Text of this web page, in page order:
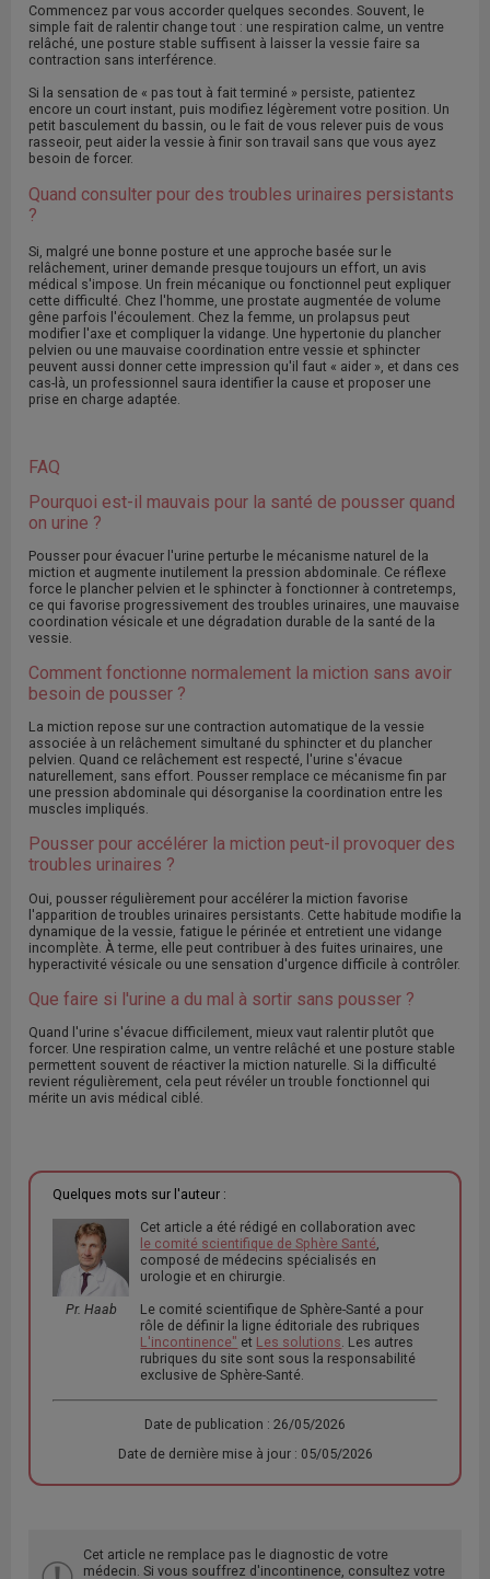
Commencez par vous accorder quelques secondes. Souvent, le
simple fait de ralentir change tout : une respiration calme, un ventre
relâché, une posture stable suffisent à laisser la vessie faire sa
contraction sans interférence.
Si la sensation de « pas tout à fait terminé » persiste, patientez
encore un court instant, puis modifiez légèrement votre position. Un
petit basculement du bassin, ou le fait de vous relever puis de vous
rasseoir, peut aider la vessie à finir son travail sans que vous ayez
besoin de forcer.
Quand consulter pour des troubles urinaires persistants
?
Si, malgré une bonne posture et une approche basée sur le
relâchement, uriner demande presque toujours un effort, un avis
médical s'impose. Un frein mécanique ou fonctionnel peut expliquer
cette difficulté. Chez l'homme, une prostate augmentée de volume
gêne parfois l'écoulement. Chez la femme, un prolapsus peut
modifier l'axe et compliquer la vidange. Une hypertonie du plancher
pelvien ou une mauvaise coordination entre vessie et sphincter
peuvent aussi donner cette impression qu'il faut « aider », et dans ces
cas-là, un professionnel saura identifier la cause et proposer une
prise en charge adaptée.
FAQ
Pourquoi est-il mauvais pour la santé de pousser quand
on urine ?
Pousser pour évacuer l'urine perturbe le mécanisme naturel de la
miction et augmente inutilement la pression abdominale. Ce réflexe
force le plancher pelvien et le sphincter à fonctionner à contretemps,
ce qui favorise progressivement des troubles urinaires, une mauvaise
coordination vésicale et une dégradation durable de la santé de la
vessie.
Comment fonctionne normalement la miction sans avoir
besoin de pousser ?
La miction repose sur une contraction automatique de la vessie
associée à un relâchement simultané du sphincter et du plancher
pelvien. Quand ce relâchement est respecté, l'urine s'évacue
naturellement, sans effort. Pousser remplace ce mécanisme fin par
une pression abdominale qui désorganise la coordination entre les
muscles impliqués.
Pousser pour accélérer la miction peut-il provoquer des
troubles urinaires ?
Oui, pousser régulièrement pour accélérer la miction favorise
l'apparition de troubles urinaires persistants. Cette habitude modifie la
dynamique de la vessie, fatigue le périnée et entretient une vidange
incomplète. À terme, elle peut contribuer à des fuites urinaires, une
hyperactivité vésicale ou une sensation d'urgence difficile à contrôler.
Que faire si l'urine a du mal à sortir sans pousser ?
Quand l'urine s'évacue difficilement, mieux vaut ralentir plutôt que
forcer. Une respiration calme, un ventre relâché et une posture stable
permettent souvent de réactiver la miction naturelle. Si la difficulté
revient régulièrement, cela peut révéler un trouble fonctionnel qui
mérite un avis médical ciblé.
Quelques mots sur l'auteur :
Pr. Haab
Cet article a été rédigé en collaboration avec
le comité scientifique de Sphère Santé,
composé de médecins spécialisés en
urologie et en chirurgie.
Le comité scientifique de Sphère-Santé a pour
rôle de définir la ligne éditoriale des rubriques
L'incontinence" et Les solutions. Les autres
rubriques du site sont sous la responsabilité
exclusive de Sphère-Santé.
Date de publication : 26/05/2026
Date de dernière mise à jour : 05/05/2026
Cet article ne remplace pas le diagnostic de votre
médecin. Si vous souffrez d'incontinence, consultez votre